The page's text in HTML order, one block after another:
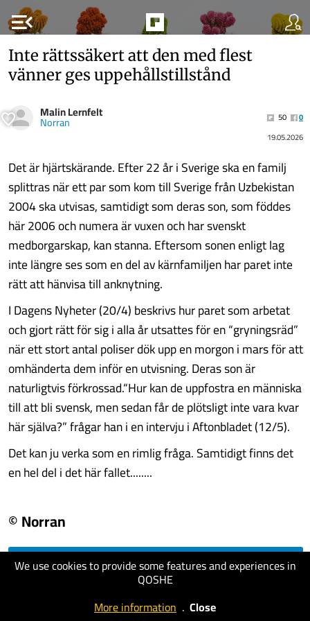
menu_open
We use cookies to provide some features and experiences in
QOSHE
More information . Close
Inte rättssäkert att den med flest
vänner ges uppehållstillstånd
Malin Lernfelt
Norran 50
0
19.05.2026
Det är hjärtskärande. Efter 22 år i Sverige ska en familj
splittras när ett par som kom till Sverige från Uzbekistan
2004 ska utvisas, samtidigt som deras son, som föddes
här 2006 och numera är vuxen och har svenskt
medborgarskap, kan stanna. Eftersom sonen enligt lag
inte längre ses som en del av kärnfamiljen har paret inte
rätt att hänvisa till anknytning.
I Dagens Nyheter (20/4) beskrivs hur paret som arbetat
och gjort rätt för sig i alla år utsattes för en “gryningsräd”
när ett stort antal poliser dök upp en morgon i mars för att
omhänderta dem inför en utvisning. Deras son är
naturligtvis förkrossad.“Hur kan de uppfostra en människa
till att bli svensk, men sedan får de plötsligt inte vara kvar
här själva?” frågar han i en intervju i Aftonbladet (12/5).
Det kan ju verka som en rimlig fråga. Samtidigt finns det
en hel del i det här fallet........
© Norran
visit website